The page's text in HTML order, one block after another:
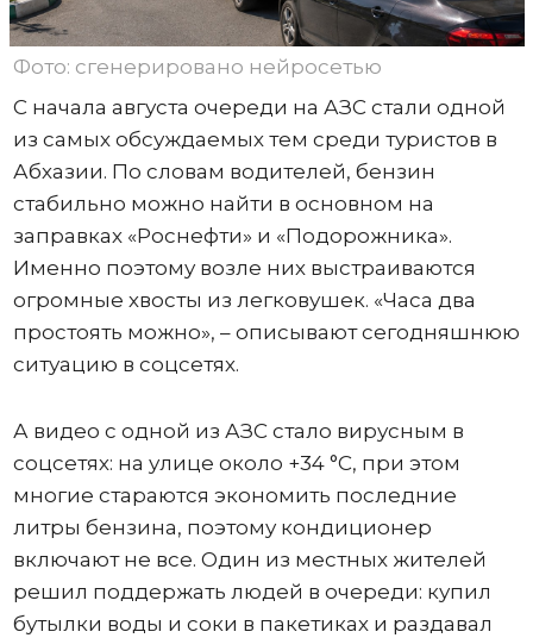
Фото: сгенерировано нейросетью
С начала августа очереди на АЗС стали одной
из самых обсуждаемых тем среди туристов в
Абхазии. По словам водителей, бензин
стабильно можно найти в основном на
заправках «Роснефти» и «Подорожника».
Именно поэтому возле них выстраиваются
огромные хвосты из легковушек. «Часа два
простоять можно», – описывают сегодняшнюю
ситуацию в соцсетях.
А видео с одной из АЗС стало вирусным в
соцсетях: на улице около +34 °C, при этом
многие стараются экономить последние
литры бензина, поэтому кондиционер
включают не все. Один из местных жителей
решил поддержать людей в очереди: купил
бутылки воды и соки в пакетиках и раздавал